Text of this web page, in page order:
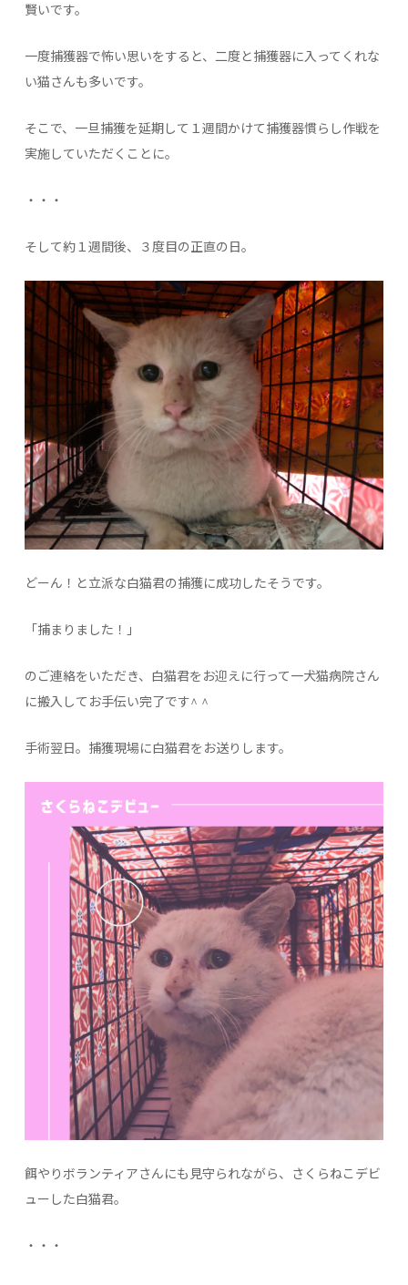
賢いです。
一度捕獲器で怖い思いをすると、二度と捕獲器に入ってくれな
い猫さんも多いです。
そこで、一旦捕獲を延期して１週間かけて捕獲器慣らし作戦を
実施していただくことに。
・・・
そして約１週間後、３度目の正直の日。
どーん！と立派な白猫君の捕獲に成功したそうです。
「捕まりました！」
のご連絡をいただき、白猫君をお迎えに行って一犬猫病院さん
に搬入してお手伝い完了です^ ^
手術翌日。捕獲現場に白猫君をお送りします。
餌やりボランティアさんにも見守られながら、さくらねこデビ
ューした白猫君。
・・・